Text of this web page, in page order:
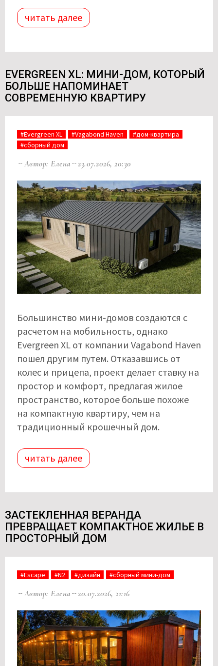
читать далее
EVERGREEN XL: МИНИ-ДОМ, КОТОРЫЙ
БОЛЬШЕ НАПОМИНАЕТ
СОВРЕМЕННУЮ КВАРТИРУ
#Evergreen XL #Vagabond Haven
#дом-квартира
#сборный дом
Автор: Елена 23.07.2026, 20:30
Большинство мини-домов создаются с
расчетом на мобильность, однако
Evergreen XL от компании Vagabond Haven
пошел другим путем. Отказавшись от
колес и прицепа, проект делает ставку на
простор и комфорт, предлагая жилое
пространство, которое больше похоже
на компактную квартиру, чем на
традиционный крошечный дом.
читать далее
ЗАСТЕКЛЕННАЯ ВЕРАНДА
ПРЕВРАЩАЕТ КОМПАКТНОЕ ЖИЛЬЕ В
ПРОСТОРНЫЙ ДОМ
#Escape #N2 #дизайн #сборный мини-дом
Автор: Елена 20.07.2026, 21:16